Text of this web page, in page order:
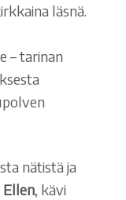
läsnä.
– tarinan
nätistä ja
Ellen, kävi